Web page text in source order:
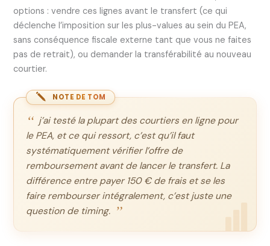
options : vendre ces lignes avant le transfert (ce qui
déclenche l’imposition sur les plus-values au sein du PEA,
sans conséquence fiscale externe tant que vous ne faites
pas de retrait), ou demander la transférabilité au nouveau
courtier.
NOTE DE TOM
j’ai testé la plupart des courtiers en ligne pour
le PEA, et ce qui ressort, c’est qu’il faut
systématiquement vérifier l’offre de
remboursement avant de lancer le transfert. La
différence entre payer 150 € de frais et se les
faire rembourser intégralement, c’est juste une
question de timing.